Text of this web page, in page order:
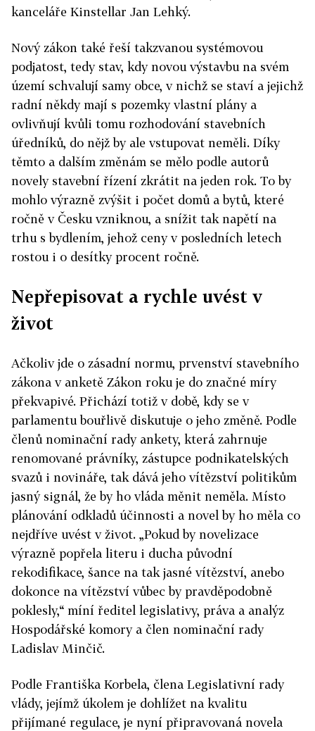
kanceláře Kinstellar Jan Lehký.
Nový zákon také řeší takzvanou systémovou
podjatost, tedy stav, kdy novou výstavbu na svém
území schvalují samy obce, v nichž se staví a jejichž
radní někdy mají s pozemky vlastní plány a
ovlivňují kvůli tomu rozhodování stavebních
úředníků, do nějž by ale vstupovat neměli. Díky
těmto a dalším změnám se mělo podle autorů
novely stavební řízení zkrátit na jeden rok. To by
mohlo výrazně zvýšit i počet domů a bytů, které
ročně v Česku vzniknou, a snížit tak napětí na
trhu s bydlením, jehož ceny v posledních letech
rostou i o desítky procent ročně.
Nepřepisovat a rychle uvést v
život
Ačkoliv jde o zásadní normu, prvenství stavebního
zákona v anketě Zákon roku je do značné míry
překvapivé. Přichází totiž v době, kdy se v
parlamentu bouřlivě diskutuje o jeho změně. Podle
členů nominační rady ankety, která zahrnuje
renomované právníky, zástupce podnikatelských
svazů i novináře, tak dává jeho vítězství politikům
jasný signál, že by ho vláda měnit neměla. Místo
plánování odkladů účinnosti a novel by ho měla co
nejdříve uvést v život. „Pokud by novelizace
výrazně popřela literu i ducha původní
rekodifikace, šance na tak jasné vítězství, anebo
dokonce na vítězství vůbec by pravděpodobně
poklesly,“ míní ředitel legislativy, práva a analýz
Hospodářské komory a člen nominační rady
Ladislav Minčič.
Podle Františka Korbela, člena Legislativní rady
vlády, jejímž úkolem je dohlížet na kvalitu
přijímané regulace, je nyní připravovaná novela